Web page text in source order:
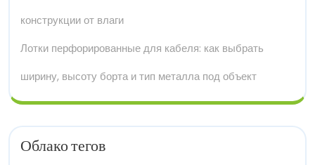
конструкции от влаги
Лотки перфорированные для кабеля: как выбрать
ширину, высоту борта и тип металла под объект
Облако тегов